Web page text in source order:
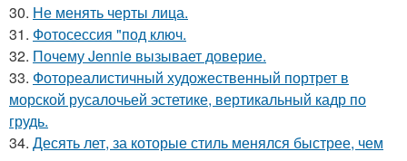
30. Не менять черты лица.
31. Фотосессия "под ключ.
32. Почему Jennie вызывает доверие.
33. Фотореалистичный художественный портрет в
морской русалочьей эстетике, вертикальный кадр по
грудь.
34. Десять лет, за которые стиль менялся быстрее, чем